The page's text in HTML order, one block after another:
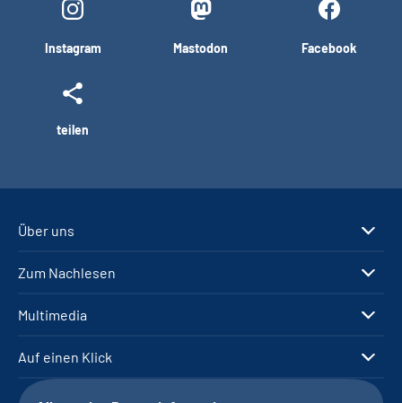
Instagram Mastodon Facebook
teilen
Über uns
Zum Nachlesen
Multimedia
Auf einen Klick